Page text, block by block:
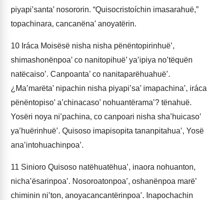
piyapi’santa’ nosororin. “Quisocristoíchin imasarahuë,”
topachinara, cancanëna’ anoyatërin.
10 Iráca Moisësë nisha nisha pënëntopirinhuë’,
shimashonënpoa’ co nanitopihuë’ ya’ipiya no’tëquën
natëcaiso’. Canpoanta’ co nanitaparëhuahuë’.
¿Ma’marëta’ nipachin nisha piyapi’sa’ imapachina’, iráca
pënëntopiso’ a’chinacaso’ nohuantërama’? tënahuë.
Yosëri noya ni’pachina, co canpoari nisha sha’huicaso’
ya’huërinhuë’. Quisoso imapisopita tananpitahua’, Yosë
ana’intohuachinpoa’.
11 Sinioro Quisoso natëhuatëhua’, inaora nohuanton,
nicha’ësarinpoa’. Nosoroatonpoa’, oshanënpoa marë’
chiminin ni’ton, anoyacancantërinpoa’. Inapochachin